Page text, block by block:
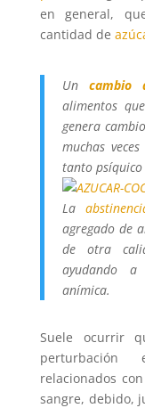
en general,
cantidad de
Un cambio
alimentos
genera
muchas
tanto psíquico
La
agregado de
de otra
ayudando
anímica.
Suele ocurrir
perturbación
relacionados
sangre, debido,